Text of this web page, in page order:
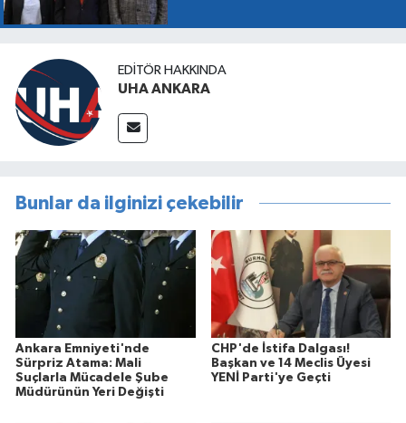
EDITÖR HAKKINDA
UHA ANKARA
Bunlar da ilginizi çekebilir
Ankara Emniyeti'nde
Sürpriz Atama: Mali
Suçlarla Mücadele Şube
Müdürünün Yeri Değişti
CHP'de İstifa Dalgası!
Başkan ve 14 Meclis Üyesi
YENİ Parti'ye Geçti